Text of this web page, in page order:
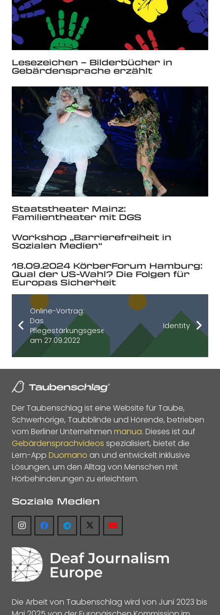
Lesezeichen – Bilderbücher in
Gebärdensprache erzählt
Staatstheater Mainz:
Familientheater mit DGS
Workshop „Barrierefreiheit in
Sozialen Medien“
18.09.2024 KörberForum Hamburg:
Qual der US-Wahl? Die Folgen für
Europas Sicherheit
Online-Vortrag:
Das
Pflegestärkungsgesetz
am 27.09.2022
Identity
Der Taubenschlag ist eine Website für Taube,
Schwerhörige, Taubblinde und Hörende, betrieben
vom Berliner Unternehmen manua. Dieses ist auf
Gebärdensprachvideos spezialisiert, bietet die
Lern-App Duomano an und entwickelt inklusive
Lösungen, um den Alltag von Menschen mit
Hörbehinderungen zu erleichtern.
Soziale Medien
Die Arbeit von Taubenschlag wird von Juni 2023 bis